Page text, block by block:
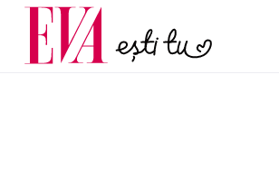
Carieră
Actualitate